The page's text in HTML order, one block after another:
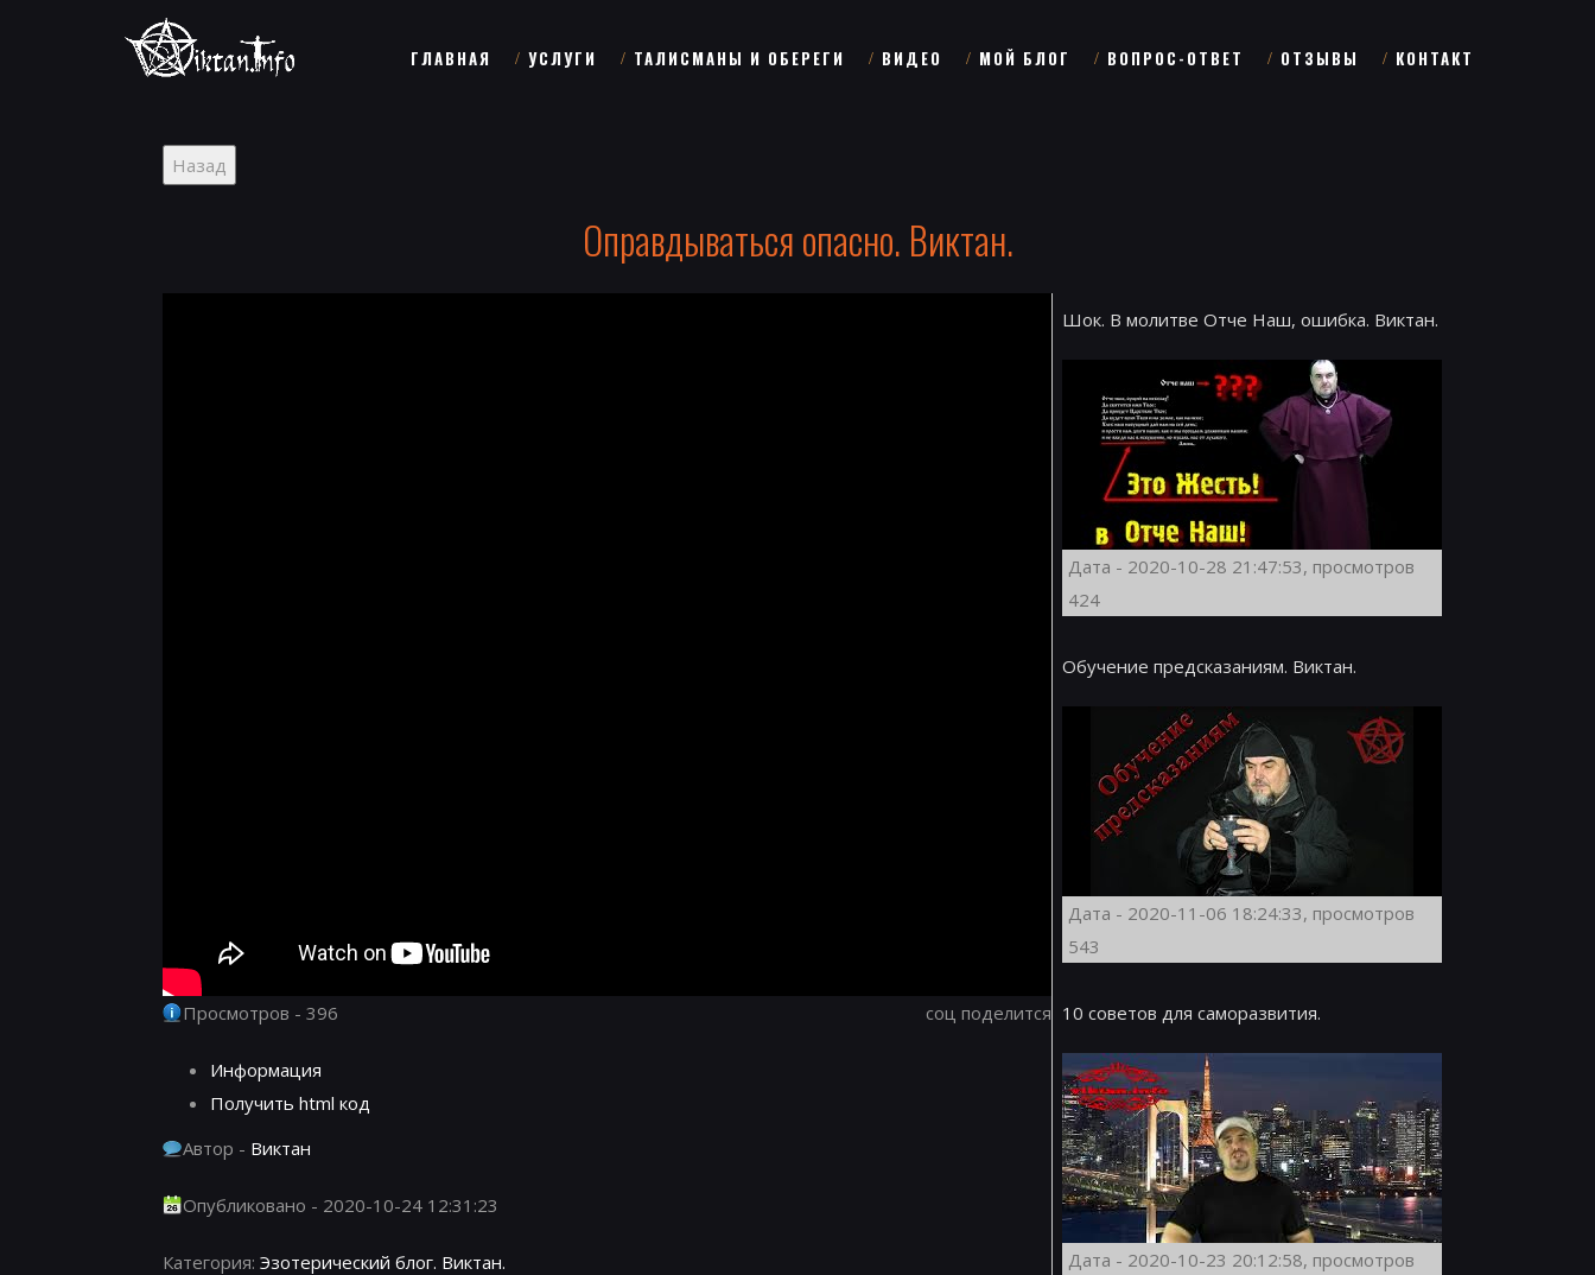
ГЛАВНАЯ УСЛУГИ ТАЛИСМАНЫ И ОБЕРЕГИ ВИДЕО МОЙ БЛОГ ВОПРОС-ОТВЕТ ОТЗЫВЫ КОНТАКТ
Оправдываться опасно. Виктан.
Просмотров - 396 соц поделится
Информация
Получить html код
Автор - Виктан
Опубликовано - 2020-10-24 12:31:23
Категория: Эзотерический блог. Виктан.
Шок. В молитве Отче Наш, ошибка. Виктан.
Дата - 2020-10-28 21:47:53, просмотров
424
Обучение предсказаниям. Виктан.
Дата - 2020-11-06 18:24:33, просмотров
543
10 советов для саморазвития.
Дата - 2020-10-23 20:12:58, просмотров